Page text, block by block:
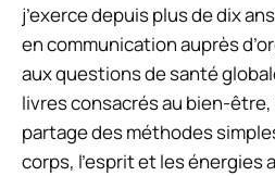
j’exerce depuis plus de dix
en communication auprès
aux questions de santé
livres consacrés au bien-
partage des méthodes
corps, l’esprit et les énergies